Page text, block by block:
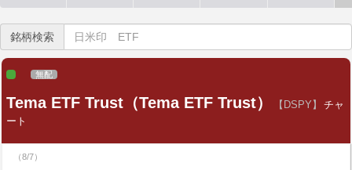
銘柄検索
無配
Tema ETF Trust（Tema ETF Trust） 【DSPY】
チャ
ート
（8/7）